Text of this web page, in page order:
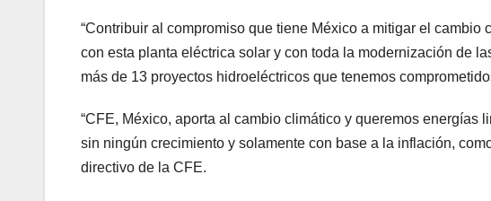
“Contribuir al compromiso que tiene México a mitigar el
con esta planta eléctrica solar y con toda la modernización de
más de 13 proyectos hidroeléctricos que tenemos
“CFE, México, aporta al cambio climático y queremos
sin ningún crecimiento y solamente con base a la inflación,
directivo de la CFE.